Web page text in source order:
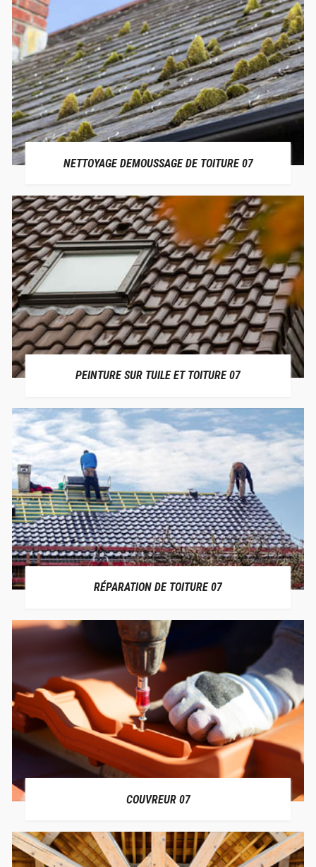
NETTOYAGE DEMOUSSAGE DE TOITURE 07
PEINTURE SUR TUILE ET TOITURE 07
RÉPARATION DE TOITURE 07
COUVREUR 07